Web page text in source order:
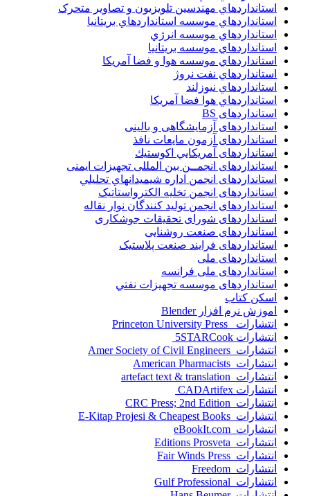
استانداردهاي مهندسين تلويزيون و تصاوير متحرک
استانداردهاي موسسه استانداردهاي بريتانيا
استانداردهاي موسسه انرژي
استانداردهاي موسسه بريتانيا
استانداردهاي موسسه هوا و فضا آمريکا
استانداردهاي نفت نروژ
استانداردهاي نيوزلند
استانداردهاي هوا فضا آمريکا
استانداردهای BS
استانداردهای آزمایشگاهی و بالینی
استانداردهای آزمون مایعات نافذ
استانداردهای آمريكايي اكوستيك
استانداردهای انجمــن بين المللى تجهيزات ايمنى
استانداردهای انجمن اداره شيميدانهاي تحليلي
استانداردهای انجمن تخليه الکترواستاتيک
استانداردهای انجمن توليد کنندگان نوار نقاله
استانداردهای شورای تحقیقات جوشکاری
استانداردهای صنعت روشنایی
استانداردهای فرايند صنعت پلاستيک
استانداردهای ملی
استانداردهای ملی فرانسه
استانداردهای موسسه تجهيزات نفتي
اسکن کتاب
اموزش نرم افزار Blender
انتشارات Princeton University Press
انتشارات ‎ 5STARCook
انتشارات Amer Society of Civil Engineers
انتشارات American Pharmacists
انتشارات artefact text & translation
انتشارات ‎ CADArtifex
انتشارات CRC Press; 2nd Edition
انتشارات E-Kitap Projesi & Cheapest Books
انتشارات eBookIt.com
انتشارات Editions Prosveta
انتشارات Fair Winds Press
انتشارات Freedom
انتشارات Gulf Professional